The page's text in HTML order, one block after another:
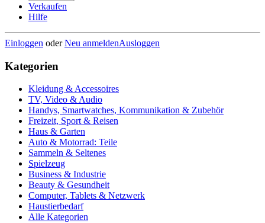
Verkaufen
Hilfe
Einloggen oderNeu anmeldenAusloggen
Kategorien
Kleidung & Accessoires
TV, Video & Audio
Handys, Smartwatches, Kommunikation & Zubehör
Freizeit, Sport & Reisen
Haus & Garten
Auto & Motorrad: Teile
Sammeln & Seltenes
Spielzeug
Business & Industrie
Beauty & Gesundheit
Computer, Tablets & Netzwerk
Haustierbedarf
Alle Kategorien